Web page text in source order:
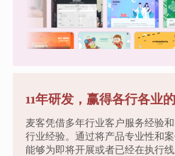
11年研发，赢得各行各业
麦客凭借多年行业客户服务经验
行业经验。通过将产品专业性和
能够为即将开展或者已经在执行